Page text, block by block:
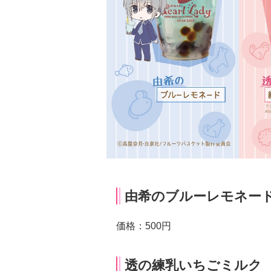
由希のブルーレモネー
価格：500円
透の練乳いちごミルク